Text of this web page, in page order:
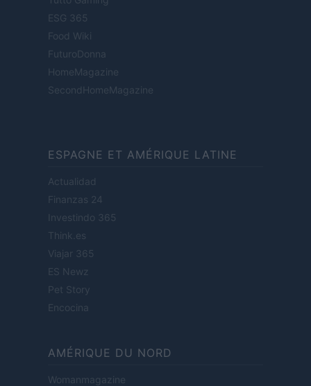
ESG 365
Food Wiki
FuturoDonna
HomeMagazine
SecondHomeMagazine
ESPAGNE ET AMÉRIQUE LATINE
Actualidad
Finanzas 24
Investindo 365
Think.es
Viajar 365
ES Newz
Pet Story
Encocina
AMÉRIQUE DU NORD
Womanmagazine